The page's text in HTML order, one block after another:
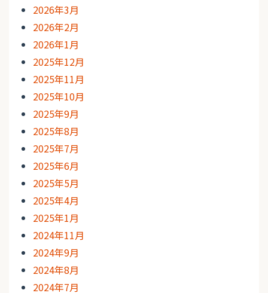
2026年3月
2026年2月
2026年1月
2025年12月
2025年11月
2025年10月
2025年9月
2025年8月
2025年7月
2025年6月
2025年5月
2025年4月
2025年1月
2024年11月
2024年9月
2024年8月
2024年7月